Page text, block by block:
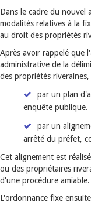
Dans le cadre du nouvel
modalités relatives à la
au droit des propriétés
Après avoir rappelé que
administrative de la
des propriétés
par un plan
enquête publique.
par un
arrêté du préfet,
Cet alignement est
ou des propriétaires
d'une procédure amiable.
L'ordonnance fixe